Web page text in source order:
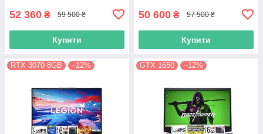
52 360 ₴ 59 500 ₴
Купити
50 600 ₴ 57 500 ₴
Купити
RTX 3070 8GB –12% GTX 1650 –12%